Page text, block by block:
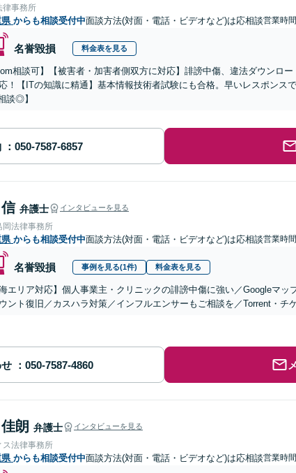
律事務所
県からも相談受付中面談方法(対面・電話・ビデオなど)は応相談営業時
名誉毀損 料金表を見る
相談可】【被害者・加害者側双方に対応】誹謗中傷、違法ダウンロ
！【ITの知識に精通】基本情報技術者試験にも合格。早いレスポンス
談◎】
弁護士 インタビューを見る
岡法律事務所
県からも相談受付中面談方法(対面・電話・ビデオなど)は応相談営業時
名誉毀損 事例を見る(1件) 料金表を見る
海エリア対応】個人事業主・クリニックの誹謗中傷に強い／Googleマ
ント復旧／カスハラ対策／インフルエンサーもご相談を／Torrent・チ
朗 弁護士 インタビューを見る
ス法律事務所
県からも相談受付中面談方法(対面・電話・ビデオなど)は応相談営業時